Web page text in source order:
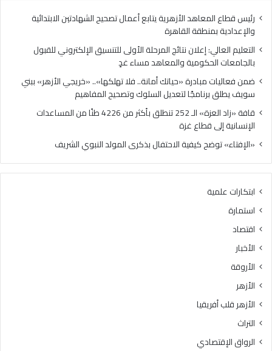
غدٍ رئيس قطاع المعاهد الأزهرية يتابع أعمال تصحيح الشهادتين الابتدائية
والإعدادية بمنطقة القاهرة
التعليم العالي: إعلان نتائج المرحلة الأولى للتنسيق الإلكتروني للقبول
بالجامعات الحكومية والمعاهد مساء غدٍ
ضمن فعاليات مبادرة «حياتك أمانة.. فلا تهلكها».. «خريجي الأزهر» ببني
سويف يطلق برنامجًا لتعديل السلوك وتصحيح المفاهيم
قافة «زاد العزة» الـ 252 تنطلق بأكثر من 4226 طنًا من المساعدات
الإنسانية إلى قطاع غزة
«الإفتاء» توضح كيفية الاحتفال بذكرى المولد النبوي الشريف
ابتكارات علمية
استمارة
اقتصاد
الأخبار
الأروقة
الأزهر
الأزهر قلب أفريقيا
التراث
الرواق الإقتصادي